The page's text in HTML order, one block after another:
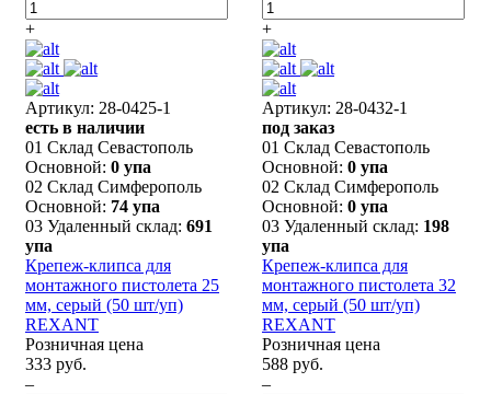
+ +
Артикул: 28-0425-1
есть в наличии
01 Склад Севастополь
Основной: 0 упа
02 Склад Симферополь
Основной: 74 упа
03 Удаленный склад: 691
упа
Крепеж-клипса для
монтажного пистолета 25
мм, серый (50 шт/уп)
REXANT
Розничная цена
333 руб.
–
Артикул: 28-0432-1
под заказ
01 Склад Севастополь
Основной: 0 упа
02 Склад Симферополь
Основной: 0 упа
03 Удаленный склад: 198
упа
Крепеж-клипса для
монтажного пистолета 32
мм, серый (50 шт/уп)
REXANT
Розничная цена
588 руб.
–